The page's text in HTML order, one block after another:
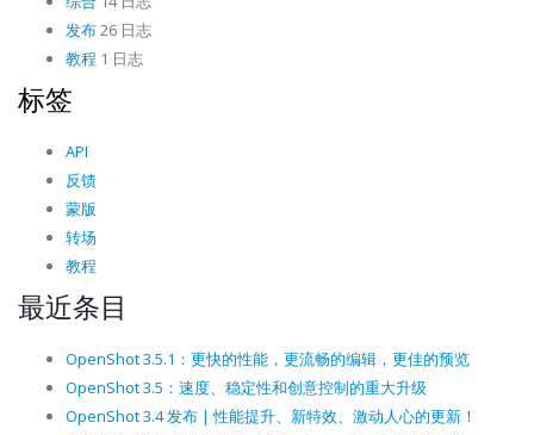
发布26 日志
教程 1 日志
标签
API
反馈
蒙版
转场
教程
最近条目
OpenShot 3.5.1：更快的性能，更流畅的编辑，更佳的预览
OpenShot 3.5：速度、稳定性和创意控制的重大升级
OpenShot 3.4 发布 | 性能提升、新特效、激动人心的更新！